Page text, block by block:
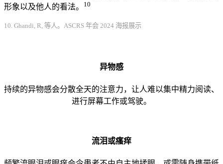
形象以及他人的看法。
10
10. Ghandi, R, 等人。ASCRS 年会 2024 海报展示
异物感
持续的异物感会分散全天的注意力，让人难以集中精力阅读、
进行屏幕工作或驾驶。
流泪或瘙痒